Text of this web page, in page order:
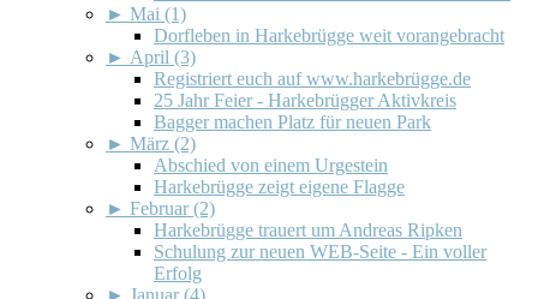
► Mai (1)
Dorfleben in Harkebrügge weit vorangebracht
► April (3)
Registriert euch auf www.harkebrügge.de
25 Jahr Feier - Harkebrügger Aktivkreis
Bagger machen Platz für neuen Park
► März (2)
Abschied von einem Urgestein
Harkebrügge zeigt eigene Flagge
► Februar (2)
Harkebrügge trauert um Andreas Ripken
Schulung zur neuen WEB-Seite - Ein voller
Erfolg
► Januar (4)